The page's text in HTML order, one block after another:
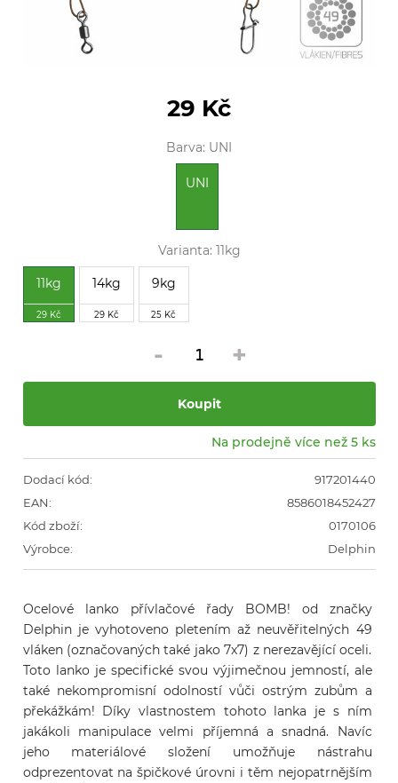
29 Kč
Barva: UNI
UNI
Varianta: 11kg
11kg
29 Kč
14kg
29 Kč
9kg
25 Kč
- +
Na prodejně více než 5 ks
Dodací kód:
917201440
EAN:
8586018452427
Kód zboží:
0170106
Výrobce:
Delphin
Ocelové lanko přívlačové řady BOMB! od značky
Delphin je vyhotoveno pletením až neuvěřitelných 49
vláken (označovaných také jako 7x7) z nerezavějící oceli.
Toto lanko je specifické svou výjimečnou jemností, ale
také nekompromisní odolností vůči ostrým zubům a
překážkám! Díky vlastnostem tohoto lanka je s ním
jakákoli manipulace velmi příjemná a snadná. Navíc
jeho materiálové složení umožňuje nástrahu
odprezentovat na špičkové úrovni i těm nejopatrnějším